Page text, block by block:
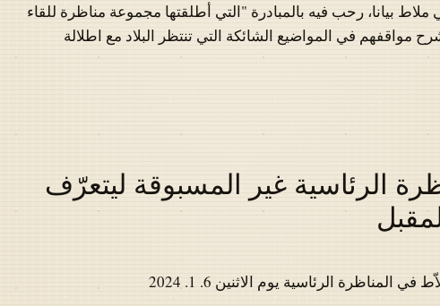
بيانا، رحب فيه بالمبادرة "التي أطلقتها مجموعة مناظرة للقاء
مواقفهم في المواضيع الشائكة التي تنتظر البلاد مع اطلالة
الرئاسية غير المسبوقة ليتعرّف
الرئاسية يوم الاثنين 6. 1. 2024